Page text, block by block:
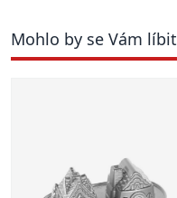
Mohlo by se Vám líbit